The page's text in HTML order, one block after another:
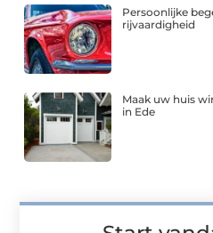
Persoonlijke
rijvaardigheid
Maak uw huis
in Ede